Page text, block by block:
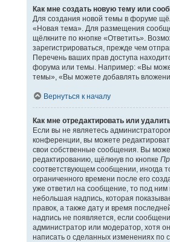
Как мне создать новую тему или
Для создания новой темы в форуме
«Новая тема». Для размещения
щёлкните по кнопке «Ответить».
зарегистрироваться, прежде чем
Перечень ваших прав доступа
форума или темы. Например: «Вы
темы», «Вы можете добавлять
Вернуться к началу
Как мне отредактировать или
Если вы не являетесь
конференции, вы можете
свои собственные сообщения. Вы
редактированию, щёлкнув по кнопке
соответствующем сообщении, иногда
ограниченного времени после его
уже ответил на сообщение, то под ним
небольшая надпись, которая
правок, а также дату и время
надпись не появляется, если
администратор или модератор, хотя
написать о сделанных изменениях по